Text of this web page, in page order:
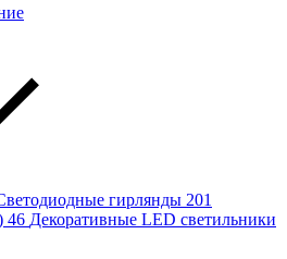
гирлянды 201
46 Декоративные LED светильники